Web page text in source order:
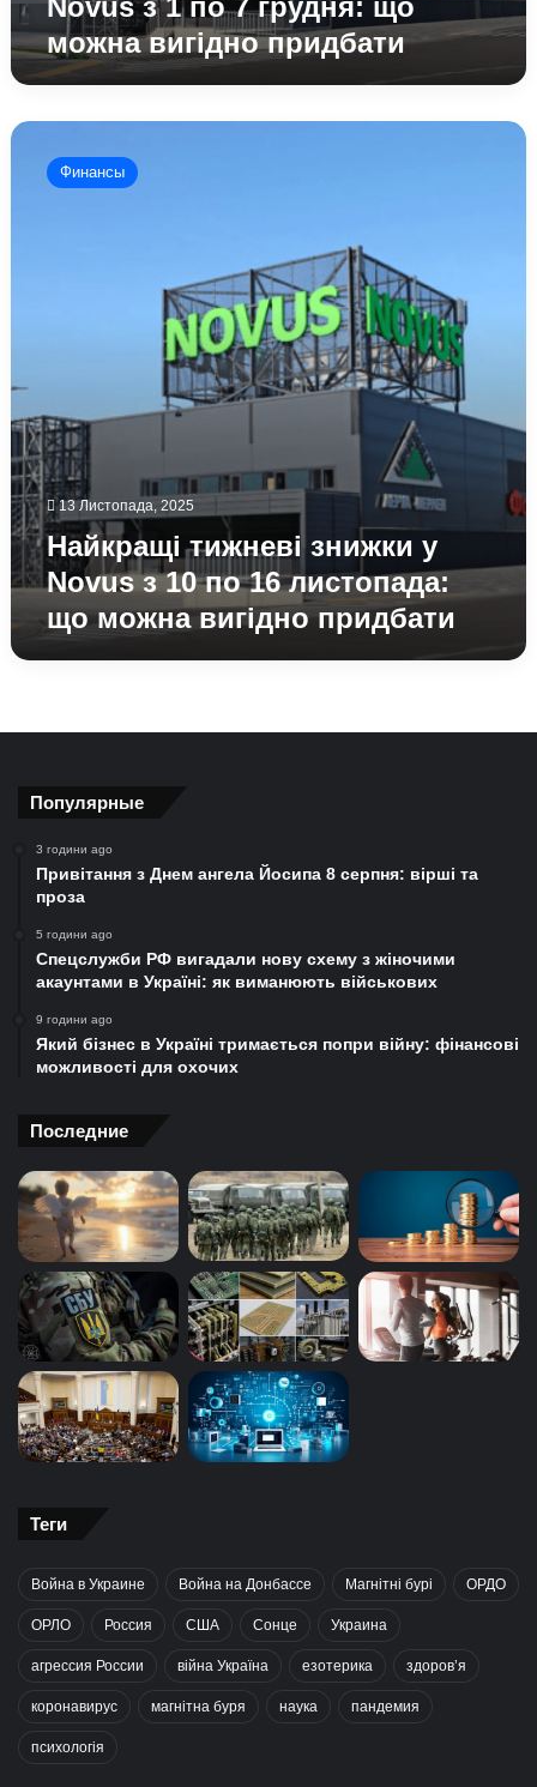
можна
вигідно
придбати
Novus з 1 по 7 грудня: що
можна вигідно придбати
Найкращі
тижневі
знижки
що
вигідно
придбати
Финансы
13 Листопада, 2025
Найкращі тижневі знижки у
Novus з 10 по 16 листопада:
що можна вигідно придбати
Популярные
3 години ago
Привітання з Днем ангела Йосипа 8 серпня: вірші та
проза
5 години ago
Спецслужби РФ вигадали нову схему з жіночими
акаунтами в Україні: як виманюють військових
9 години ago
Який бізнес в Україні тримається попри війну: фінансові
можливості для охочих
Последние
Теги
Война в Украине Война на Донбассе Магнітні бурі ОРДО
ОРЛО Россия США Сонце Украина
агрессия России війна Україна езотерика здоров’я
коронавирус магнітна буря наука пандемия
психологія